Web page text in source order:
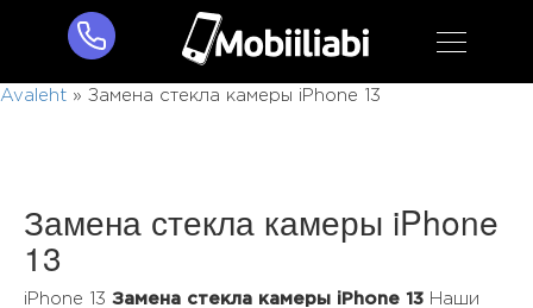
Avaleht » Замена стекла камеры iPhone 13
Замена стекла камеры iPhone
13
iPhone 13 Замена стекла камеры iPhone 13 Наши